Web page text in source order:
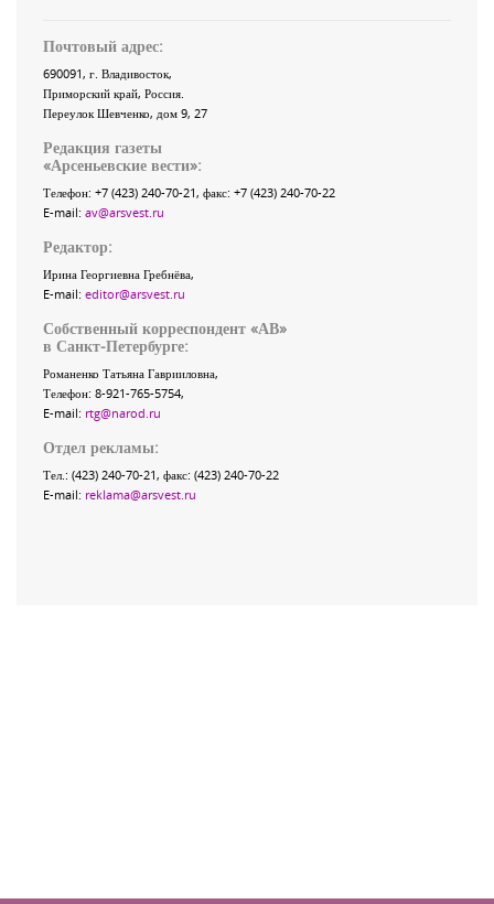
Почтовый адрес:
690091, г. Владивосток,
Приморский край, Россия
Переулок Шевченко, дом 9, 27
Редакция газеты
«Арсеньевские вести»:
Телефон: +7 (423) 240-70-21, факс: +7 (423) 240-70-22
E-mail: av@arsvest.ru
Редактор:
Ирина Георгиевна Гребнёва,
E-mail: editor@arsvest.ru
Собственный корреспондент «АВ»
в Санкт-Петербурге:
Романенко Татьяна Гаврииловна,
Телефон: 8-921-765-5754,
E-mail: rtg@narod.ru
Отдел рекламы:
Тел.: (423) 240-70-21, факс: (423) 240-70-22
E-mail: reklama@arsvest.ru